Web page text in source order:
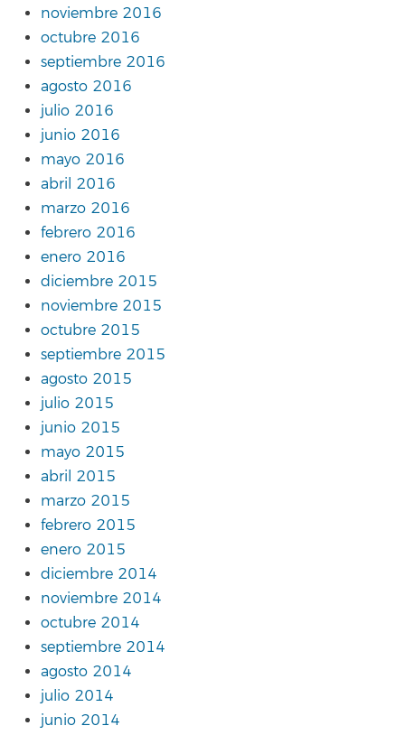
noviembre 2016
octubre 2016
septiembre 2016
agosto 2016
julio 2016
junio 2016
mayo 2016
abril 2016
marzo 2016
febrero 2016
enero 2016
diciembre 2015
noviembre 2015
octubre 2015
septiembre 2015
agosto 2015
julio 2015
junio 2015
mayo 2015
abril 2015
marzo 2015
febrero 2015
enero 2015
diciembre 2014
noviembre 2014
octubre 2014
septiembre 2014
agosto 2014
julio 2014
junio 2014